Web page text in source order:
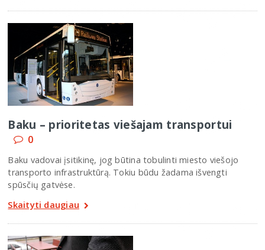
Baku – prioritetas viešajam transportui
0
Baku vadovai įsitikinę, jog būtina tobulinti miesto viešojo
transporto infrastruktūrą. Tokiu būdu žadama išvengti
spūsčių gatvėse.
Skaityti daugiau